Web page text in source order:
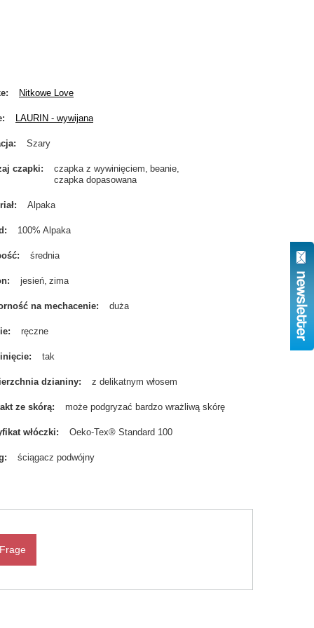
Nitkowe Love
LAURIN - wywijana
Szary
czapki czapka z wywinięciem
beanie
czapka dopasowana
Alpaka
100% Alpaka
średnia
jesień zima
na mechacenie duża
ręczne
tak
dzianiny z delikatnym włosem
ze skórą może podgryzać bardzo wrażliwą skórę
włóczki Oeko-Tex® Standard 100
ściągacz podwójny